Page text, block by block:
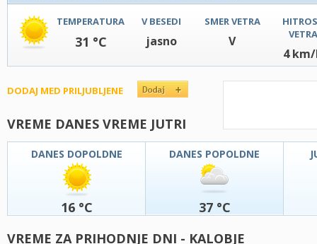
TEMPERATURA
31 °C
V BESEDI
jasno
SMER VETRA
V
VETRA
4
DODAJ MED PRILJUBLJENE
VREME DANES VREME JUTRI
DANES DOPOLDNE
16 °C
DANES POPOLDNE
37 °C
VREME ZA PRIHODNJE DNI - KALOBJE